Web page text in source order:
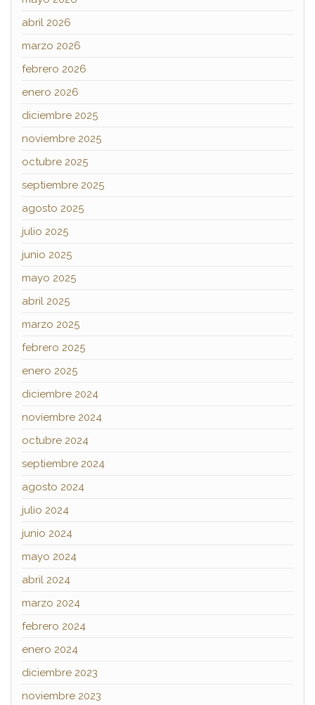
abril 2026
marzo 2026
febrero 2026
enero 2026
diciembre 2025
noviembre 2025
octubre 2025
septiembre 2025
agosto 2025
julio 2025
junio 2025
mayo 2025
abril 2025
marzo 2025
febrero 2025
enero 2025
diciembre 2024
noviembre 2024
octubre 2024
septiembre 2024
agosto 2024
julio 2024
junio 2024
mayo 2024
abril 2024
marzo 2024
febrero 2024
enero 2024
diciembre 2023
noviembre 2023